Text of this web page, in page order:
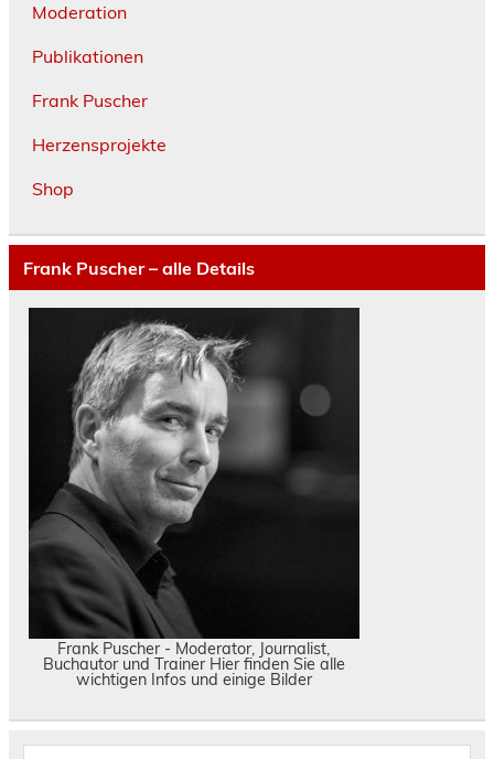
Moderation
Publikationen
Frank Puscher
Herzensprojekte
Shop
Frank Puscher – alle Details
Frank Puscher - Moderator, Journalist,
Buchautor und Trainer Hier finden Sie alle
wichtigen Infos und einige Bilder